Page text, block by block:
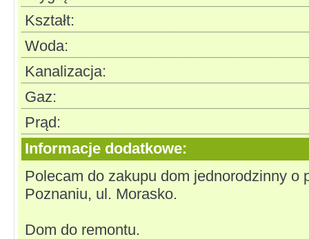
Kształt:
Woda:
Kanalizacja:
Gaz:
Prąd:
Informacje dodatkowe:
Polecam do zakupu dom jednorodzinny o
Poznaniu, ul. Morasko.
Dom do remontu.